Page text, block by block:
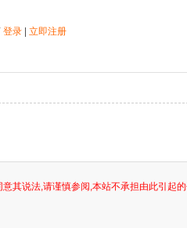
登录 立即注册
其说法,请谨慎参阅,本站不承担由此引起的